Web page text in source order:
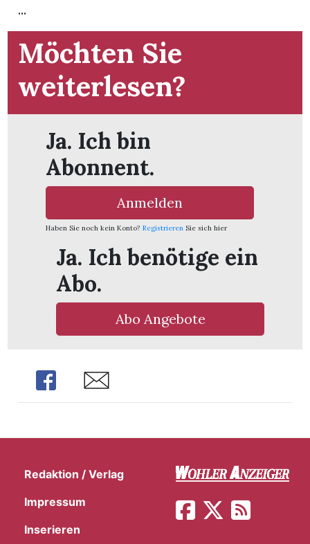
...
Möchten Sie
weiterlesen?
Ja. Ich bin
Abonnent.
Anmelden
Haben Sie noch kein Konto? Registrieren Sie sich hier
Ja. Ich benötige ein
Abo.
Abo Angebote
Share Share
Redaktion / Verlag
Impressum
Inserieren